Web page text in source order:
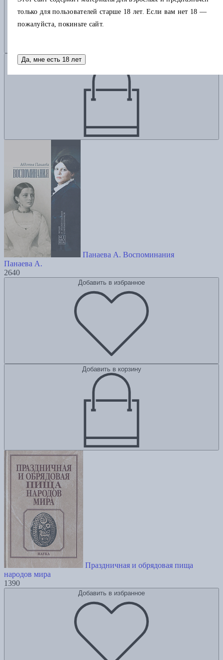
Добавить в корзину
Панаева А. Воспоминания
Панаева А.
2640
Добавить в избранное
Добавить в корзину
Праздничная и обрядовая пища
народов мира
1390
Добавить в избранное
только для пользователей старше 18 лет. Если вам нет 18 —
пожалуйста, покиньте сайт.
Да, мне есть 18 лет